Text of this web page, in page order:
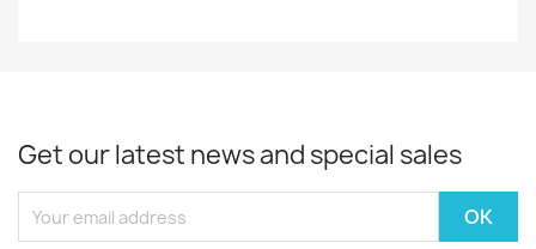
Get our latest news and special sales